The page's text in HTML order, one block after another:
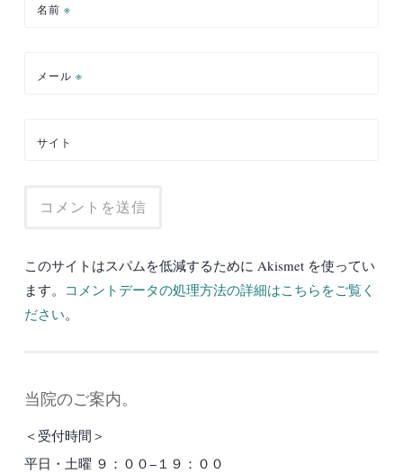
名前 ※
メール ※
サイト
このサイトはスパムを低減するために Akismet を使ってい
ます。 コメントデータの処理方法の詳細はこちらをご覧く
ださい。
当院のご案内。
＜受付時間＞
平日・土曜 ９：００−１９：００